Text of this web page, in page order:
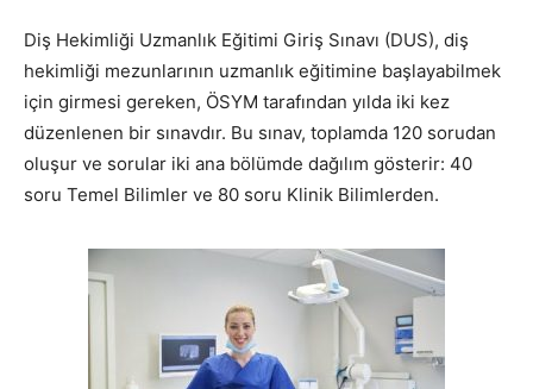
Diş Hekimliği Uzmanlık Eğitimi Giriş Sınavı (DUS), diş
hekimliği mezunlarının uzmanlık eğitimine başlayabilmek
için girmesi gereken, ÖSYM tarafından yılda iki kez
düzenlenen bir sınavdır. Bu sınav, toplamda 120 sorudan
oluşur ve sorular iki ana bölümde dağılım gösterir: 40
soru Temel Bilimler ve 80 soru Klinik Bilimlerden.